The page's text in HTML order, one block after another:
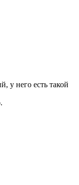
у него есть такой